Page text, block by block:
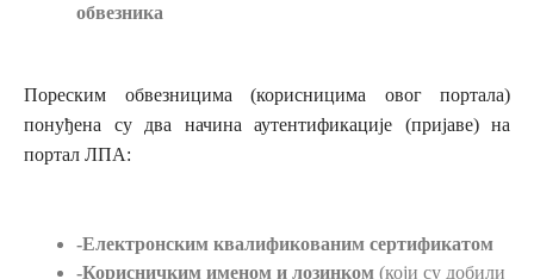
обвезника
Пореским обвезницима (корисницима овог портала)
понуђена су два начина аутентификације (пријаве) на
портал ЛПА:
-Електронским квалификованим сертификатом
-Корисничким именом и лозинком (који су добили